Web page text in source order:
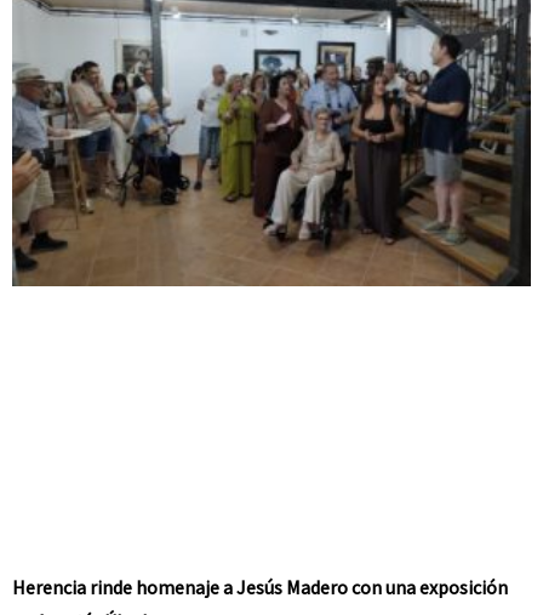
Herencia rinde homenaje a Jesús Madero con una exposición